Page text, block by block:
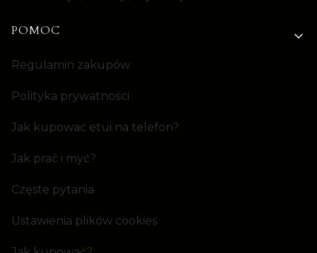
POMOC
Regulamin zakupów
Polityka prywatności
Jak kupować etui na telefon?
Jak prać i myć?
Częste pytania
Ustawienia plików cookies